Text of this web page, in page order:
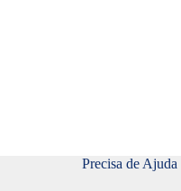
Precisa de